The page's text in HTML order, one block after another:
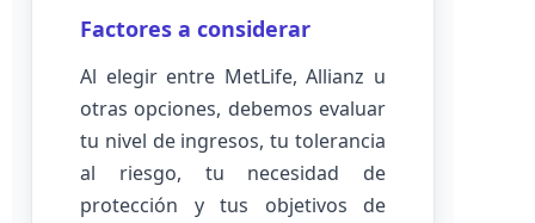
Factores a considerar
Al elegir entre MetLife, Allianz u
otras opciones, debemos evaluar
tu nivel de ingresos, tu tolerancia
al riesgo, tu necesidad de
protección y tus objetivos de